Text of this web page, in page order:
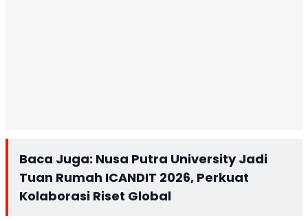
Baca Juga: Nusa Putra University Jadi
Tuan Rumah ICANDIT 2026, Perkuat
Kolaborasi Riset Global